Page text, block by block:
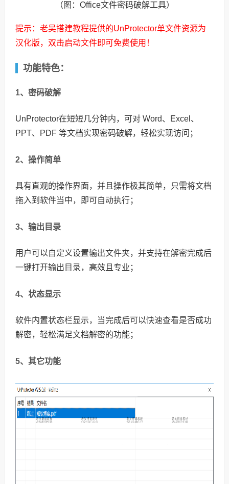
（图：Office文件密码破解工具）
提示：老吴搭建教程提供的UnProtector单文件资源为
汉化版，双击启动文件即可免费使用！
功能特色：
1、密码破解
UnProtector在短短几分钟内，可对 Word、Excel、
PPT、PDF 等文档实现密码破解，轻松实现访问；
2、操作简单
具有直观的操作界面，并且操作极其简单，只需将文档
拖入到软件当中，即可自动执行；
3、输出目录
用户可以自定义设置输出文件夹，并支持在解密完成后
一键打开输出目录，高效且专业；
4、状态显示
软件内置状态栏显示，当完成后可以快速查看是否成功
解密，轻松满足文档解密的功能；
5、其它功能